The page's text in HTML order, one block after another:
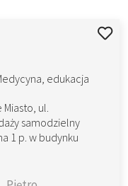
edukacja
Miasto, ul.
samodzielny
1 p. w budynku